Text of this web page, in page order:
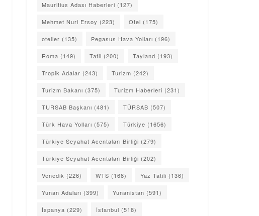
Mauritius Adası Haberleri (127)
Mehmet Nuri Ersoy (223) Otel (175)
oteller (135) Pegasus Hava Yolları (196)
Roma (149) Tatil (200) Tayland (193)
Tropik Adalar (243) Turizm (242)
Turizm Bakanı (375) Turizm Haberleri (231)
TURSAB Başkanı (481) TÜRSAB (507)
Türk Hava Yolları (575) Türkiye (1656)
Türkiye Seyahat Acentaları Birliği (279)
Türkiye Seyahat Acentaları Birliği (202)
Venedik (226) WTS (168) Yaz Tatili (136)
Yunan Adaları (399) Yunanistan (591)
İspanya (229) İstanbul (518)